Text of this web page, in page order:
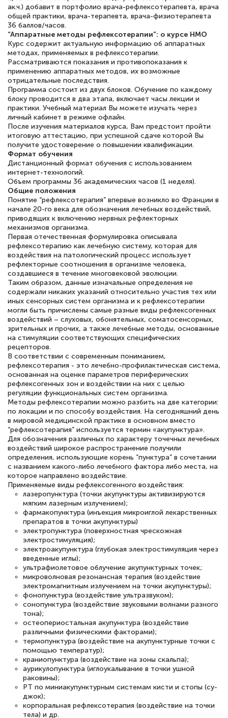
понятно! Проходила повышение
квалификации. Ещё раз - СПАСИБО!
Елена Петрикс
Знаток города 5 уровня
11 марта 2026
Всем добрый день! Я прошла курс
повышени каалификации по
специальности «Тренер-преподаватель
по тяжелой атлетике»! Хочется
подчеркуть, что при обращении
оперативно связались со мной
специалисты, ответили на все
интересующие вопросы и в течении
двух…
Светлана К
Знаток города 7 уровня
10 марта 2026
Оставила заявку на обучение онлайн, мне
быстро ответили, разъяснили все детали.
Обучение понравилось: огромное
количество тематической литературы,
пособий и учебников доступно на время
прохождения курса, удобная система
аттестации, проблем не возникло ни на
каком этапе…
ак.ч.) добавит в портфолио врача-рефлексотерапевта, врача
общей практики, врача-терапевта, врача-физиотерапевта
36 баллов/часов.
“Аппаратные методы рефлексотерапии”: о курсе НМО
Курс содержит актуальную информацию об аппаратных
методах, применяемых в рефлексотерапии.
Рассматриваются показания и противопоказания к
применению аппаратных методов, их возможные
отрицательные последствия.
Программа состоит из двух блоков. Обучение по каждому
блоку проводится в два этапа, включает часы лекции и
практики. Учебный материал Вы можете изучать через
личный кабинет в режиме офлайн.
После изучения материалов курса, Вам предстоит пройти
итоговую аттестацию, при успешной сдаче которой Вы
получите удостоверение о повышении квалификации.
Формат обучения
Дистанционный формат обучения с использованием
интернет-технологий.
Объем программы 36 академических часов (1 неделя).
Общие положения
Понятие “рефлексотерапия” впервые возникло во Франции в
начале 20-го века для обозначения лечебных воздействий,
приводящих к включению нервных рефлекторных
механизмов организма.
Первая отечественная формулировка описывала
рефлексотерапию как лечебную систему, которая для
воздействия на патологический процесс использует
рефлекторные соотношения в организме человека,
создавшиеся в течение многовековой эволюции.
Таким образом, данные изначальные определения не
содержали никаких указаний относительно участия тех или
иных сенсорных систем организма и к рефлексотерапии
могли быть причислены самые разные виды рефлексогенных
воздействий – слуховых, обонятельных, соматосенсорных,
зрительных и прочих, а также лечебные методы, основанные
на стимуляции соответствующих специфических
рецепторов.
В соответствии с современным пониманием,
рефлексотерапия - это лечебно-профилактическая система,
основанная на оценке параметров периферических
рефлексогенных зон и воздействии на них с целью
регуляции функциональных систем организма.
Методы рефлексотерапии можно разбить на две категории:
по локации и по способу воздействия. На сегодняшний день
в мировой медицинской практике в основном вместо
“рефлексотерапия” используется термин «акупунктура».
Для обозначения различных по характеру точечных лечебных
воздействий широкое распространение получили
определения, использующие корень “пунктура” в сочетании
с названием какого-либо лечебного фактора либо места, на
которое направлено воздействие.
Применяемые виды рефлексогенного воздействия:
лазеропунктура (точки акупунктуры активизируются
мягким лазерным излучением);
фармакопунктура (инъекция микроиглой лекарственных
препаратов в точки акупунктуры)
электропунктура (поверхностная чрескожная
электростимуляция);
электроакупунктура (глубокая электростимуляция через
введенные иглы);
ультрафиолетовое облучение акупунктурных точек;
микроволновая резонансная терапия (воздействие
электромагнитным излучением на точки акупунктуры);
фонопунктура (воздействие ультразвуком);
сонопунктура (воздействие звуковыми волнами разного
тона);
остеопериостальная акупунктура (воздействие
различными физическими факторами);
термопунктура (воздействие на акупунктурные точки с
помощью температур);
краниопунктура (воздействие на зоны скальпа);
аурикулопунктура (иглоукалывание в точки ушной
раковины);
РТ по миниакупунктурным системам кисти и стопы (су-
джок);
корпоральная рефлексотерапия (воздействие на точки
тела) и др.